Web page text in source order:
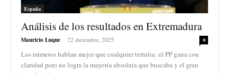
España
Análisis de los resultados en Extremadura
Mauricio Luque - 22 diciembre, 2025 0
Los números hablan mejor que cualquier tertulia: el PP gana con
claridad pero no logra la mayoría absoluta que buscaba y el gran